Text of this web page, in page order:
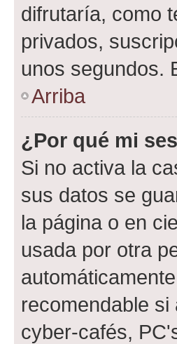
difrutaría, como
privados,
unos segundos.
Arriba
¿Por qué mi
Si no activa la
sus datos se
la página o en
usada por otra
recomendable
cyber-cafés,